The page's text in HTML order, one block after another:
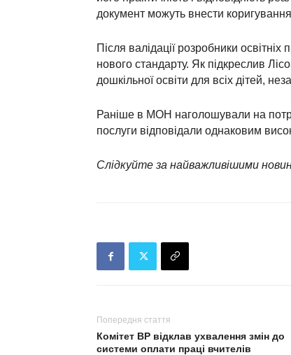
документ можуть внести
Після валідації розробники
нового стандарту. Як підкреслив
дошкільної освіти для всіх дітей,
Раніше в МОН наголошували на
послуги відповідали однаковим
Слідкуйте за найважливішими
Попередня стаття
Комітет ВР відклав ухвалення змін до
системи оплати праці вчителів